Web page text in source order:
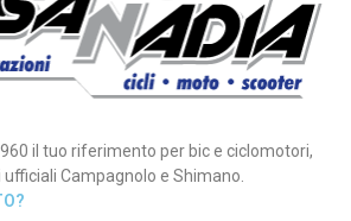
il tuo riferimento per bic e ciclomotori,
Campagnolo e Shimano.